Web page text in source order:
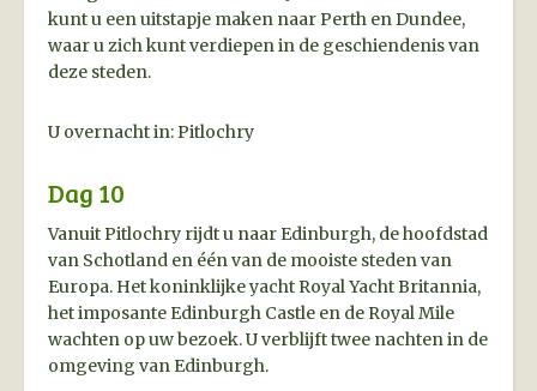
kunt u een uitstapje maken naar Perth en Dundee,
waar u zich kunt verdiepen in de geschiendenis van
deze steden.
U overnacht in: Pitlochry
Dag 10
Vanuit Pitlochry rijdt u naar Edinburgh, de hoofdstad
van Schotland en één van de mooiste steden van
Europa. Het koninklijke yacht Royal Yacht Britannia,
het imposante Edinburgh Castle en de Royal Mile
wachten op uw bezoek. U verblijft twee nachten in de
omgeving van Edinburgh.